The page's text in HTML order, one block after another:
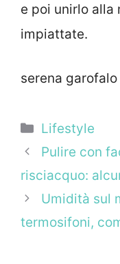
e poi unirlo alla
impiattate.
serena garofalo
Categorie
Lifestyle
Pulire con
risciacquo:
Umidità sul
termosifoni,